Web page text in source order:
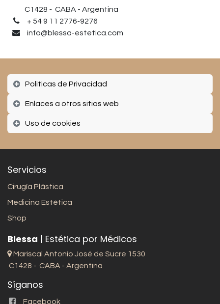
C1428 - CABA - Argentina
+ 54 9 11 2776-9276
info@blessa-estetica.com
Politicas de Privacidad
Enlaces a otros sitios web
Uso de cookies
Servicios
Cirugía Plástica
Medicina Estética
Shop
Blessa | Estética por Médicos
Mariscal Antonio José de Sucre 1530
C1428 - CABA - Argentina
Síganos
Facebook